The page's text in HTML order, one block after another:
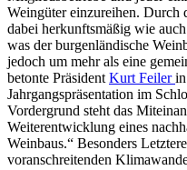
Weingüter einzureihen. Durch
dabei herkunftsmäßig wie
was der burgenländische
jedoch um mehr als eine
betonte Präsident Kurt Feiler
Jahrgangspräsentation im
Vordergrund steht das
Weiterentwicklung eines
Weinbaus.“ Besonders
voranschreitenden